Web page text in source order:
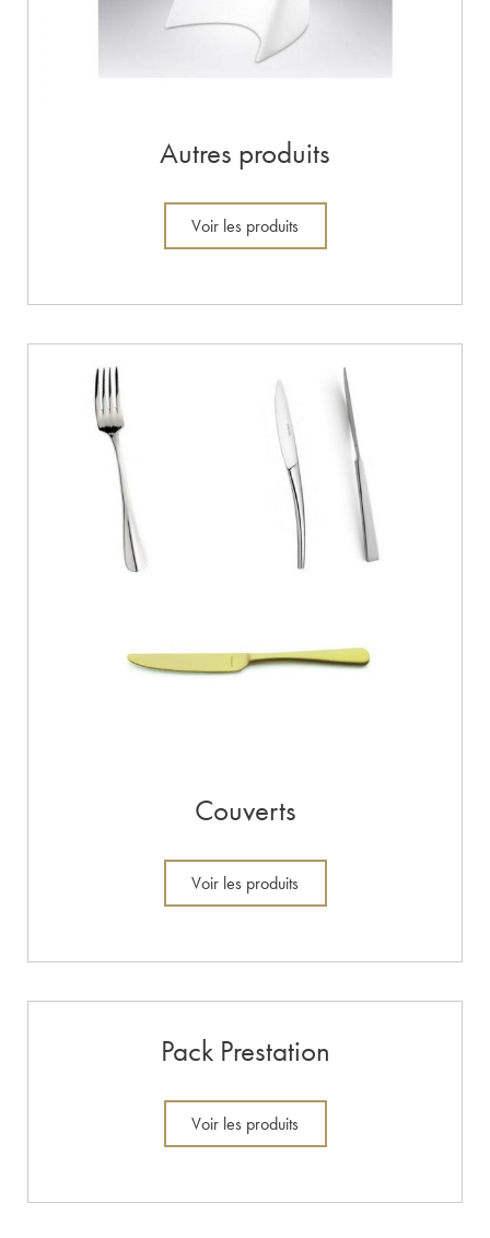
Autres produits
Voir les produits
Couverts
Voir les produits
Pack Prestation
Voir les produits